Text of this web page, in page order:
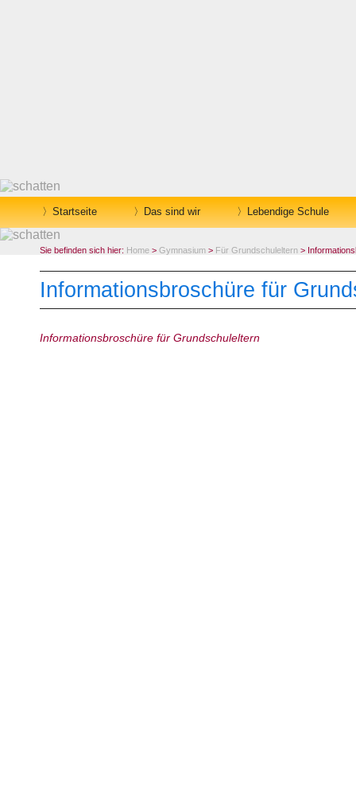
Startseite Das sind wir Lebendige Schule
Sie befinden sich hier: Home > Gymnasium > Für Grundschuleltern >
Informationsbroschüre für
Informationsbroschüre für Grundschuleltern